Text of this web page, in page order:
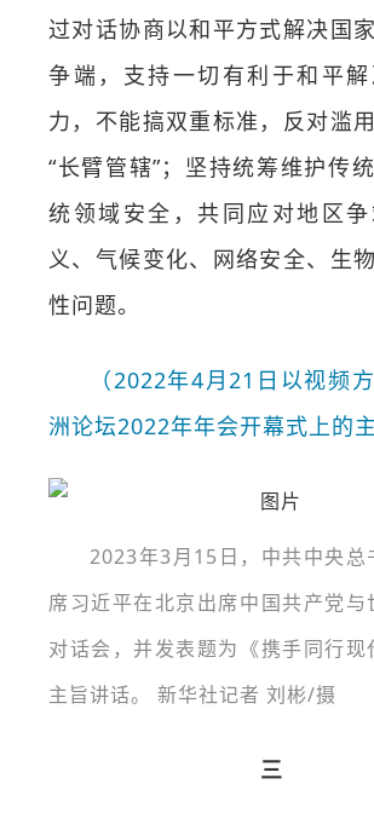
过对话协商以和平方式解决国
争端，支持一切有利于和平
力，不能搞双重标准，反对滥
“长臂管辖”；坚持统筹维护传
统领域安全，共同应对地区
义、气候变化、网络安全、生
性问题。
（2022年4月21日以视频
洲论坛2022年年会开幕式上的主
2023年3月15日，中共中央总
席习近平在北京出席中国共产党与
对话会，并发表题为《携手同行现
主旨讲话。 新华社记者 刘彬/摄
三